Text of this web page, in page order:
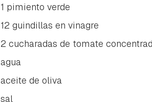
1 pimiento verde
12 guindillas en vinagre
2 cucharadas de tomate
agua
aceite de oliva
sal